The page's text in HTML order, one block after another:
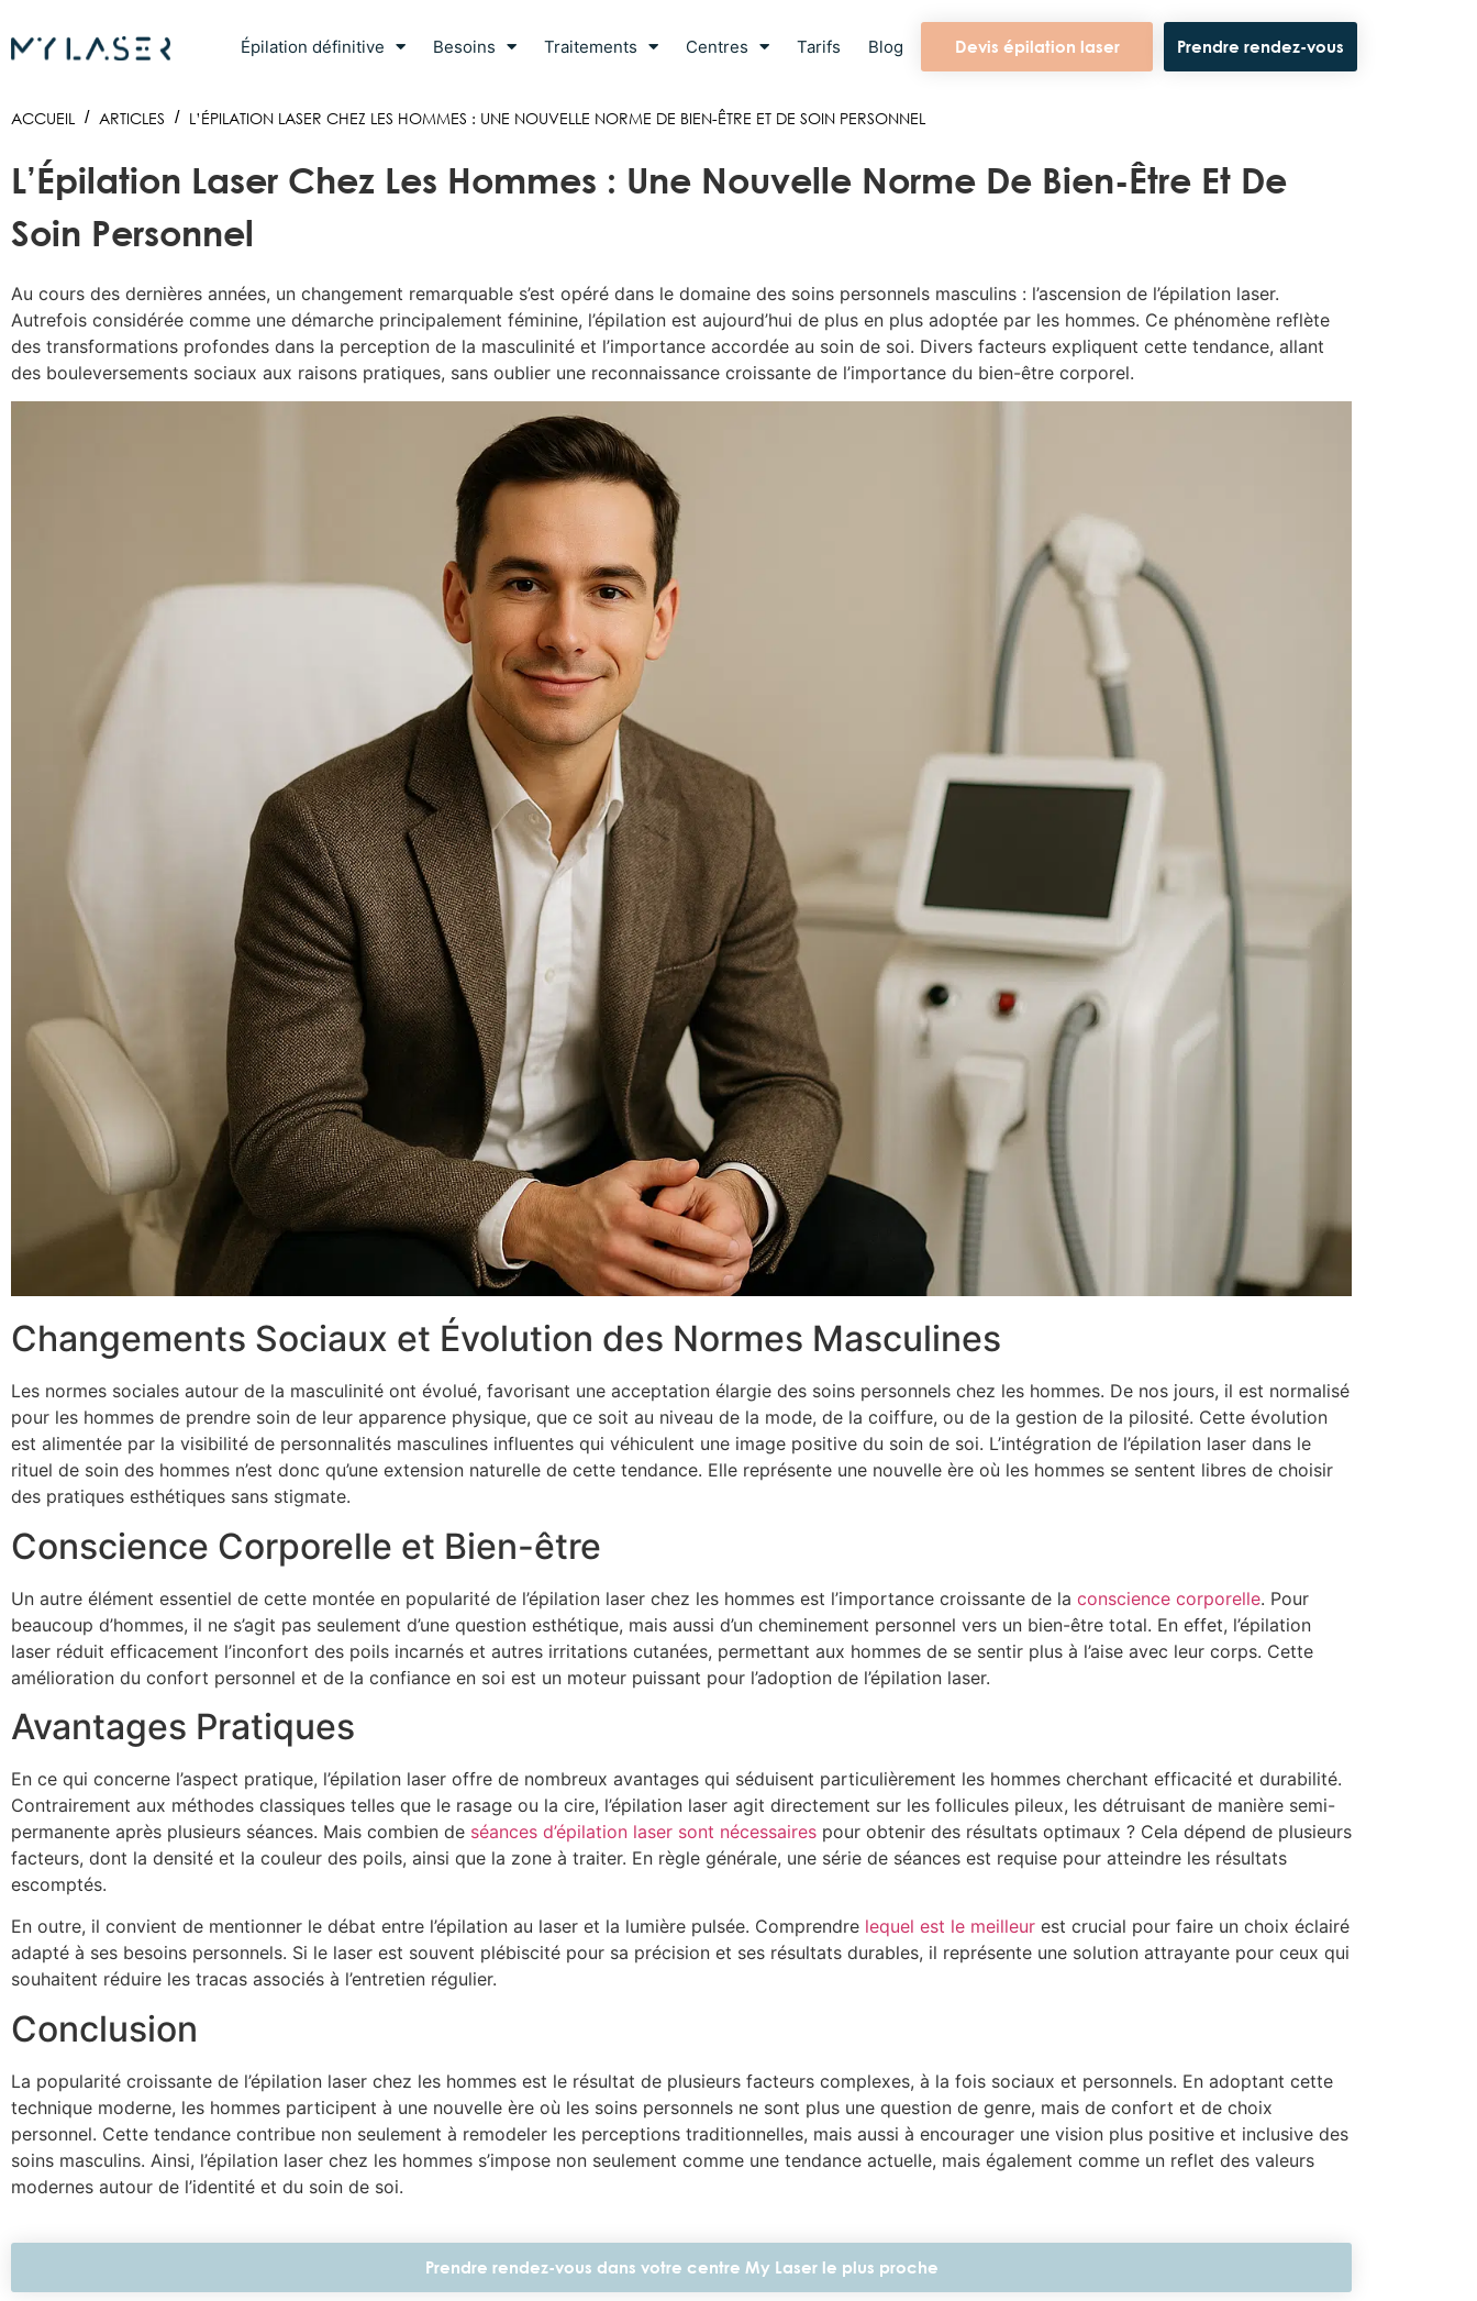
Épilation définitive Besoins Traitements Centres Tarifs Blog Devis épilation laser Prendre rendez-vous
ACCUEIL / ARTICLES / L’ÉPILATION LASER CHEZ LES HOMMES : UNE NOUVELLE NORME DE BIEN-ÊTRE ET DE SOIN PERSONNEL
L’Épilation Laser Chez Les Hommes : Une Nouvelle Norme De Bien-Être Et De
Soin Personnel
Au cours des dernières années, un changement remarquable s’est opéré dans le domaine des soins personnels masculins : l’ascension de l’épilation laser.
Autrefois considérée comme une démarche principalement féminine, l’épilation est aujourd’hui de plus en plus adoptée par les hommes. Ce phénomène reflète
des transformations profondes dans la perception de la masculinité et l’importance accordée au soin de soi. Divers facteurs expliquent cette tendance, allant
des bouleversements sociaux aux raisons pratiques, sans oublier une reconnaissance croissante de l’importance du bien-être corporel.
Changements Sociaux et Évolution des Normes Masculines
Les normes sociales autour de la masculinité ont évolué, favorisant une acceptation élargie des soins personnels chez les hommes. De nos jours, il est normalisé
pour les hommes de prendre soin de leur apparence physique, que ce soit au niveau de la mode, de la coiffure, ou de la gestion de la pilosité. Cette évolution
est alimentée par la visibilité de personnalités masculines influentes qui véhiculent une image positive du soin de soi. L’intégration de l’épilation laser dans le
rituel de soin des hommes n’est donc qu’une extension naturelle de cette tendance. Elle représente une nouvelle ère où les hommes se sentent libres de choisir
des pratiques esthétiques sans stigmate.
Conscience Corporelle et Bien-être
Un autre élément essentiel de cette montée en popularité de l’épilation laser chez les hommes est l’importance croissante de la conscience corporelle. Pour
beaucoup d’hommes, il ne s’agit pas seulement d’une question esthétique, mais aussi d’un cheminement personnel vers un bien-être total. En effet, l’épilation
laser réduit efficacement l’inconfort des poils incarnés et autres irritations cutanées, permettant aux hommes de se sentir plus à l’aise avec leur corps. Cette
amélioration du confort personnel et de la confiance en soi est un moteur puissant pour l’adoption de l’épilation laser.
Avantages Pratiques
En ce qui concerne l’aspect pratique, l’épilation laser offre de nombreux avantages qui séduisent particulièrement les hommes cherchant efficacité et durabilité.
Contrairement aux méthodes classiques telles que le rasage ou la cire, l’épilation laser agit directement sur les follicules pileux, les détruisant de manière semi-
permanente après plusieurs séances. Mais combien de séances d’épilation laser sont nécessaires pour obtenir des résultats optimaux ? Cela dépend de plusieurs
facteurs, dont la densité et la couleur des poils, ainsi que la zone à traiter. En règle générale, une série de séances est requise pour atteindre les résultats
escomptés.
En outre, il convient de mentionner le débat entre l’épilation au laser et la lumière pulsée. Comprendre lequel est le meilleur est crucial pour faire un choix éclairé
adapté à ses besoins personnels. Si le laser est souvent plébiscité pour sa précision et ses résultats durables, il représente une solution attrayante pour ceux qui
souhaitent réduire les tracas associés à l’entretien régulier.
Conclusion
La popularité croissante de l’épilation laser chez les hommes est le résultat de plusieurs facteurs complexes, à la fois sociaux et personnels. En adoptant cette
technique moderne, les hommes participent à une nouvelle ère où les soins personnels ne sont plus une question de genre, mais de confort et de choix
personnel. Cette tendance contribue non seulement à remodeler les perceptions traditionnelles, mais aussi à encourager une vision plus positive et inclusive des
soins masculins. Ainsi, l’épilation laser chez les hommes s’impose non seulement comme une tendance actuelle, mais également comme un reflet des valeurs
modernes autour de l’identité et du soin de soi.
Prendre rendez-vous dans votre centre My Laser le plus proche